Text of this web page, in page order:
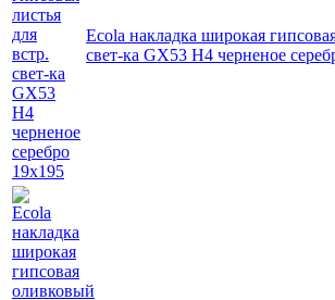
Ecola накладка широкая
свет-ка GX53 H4 черненое